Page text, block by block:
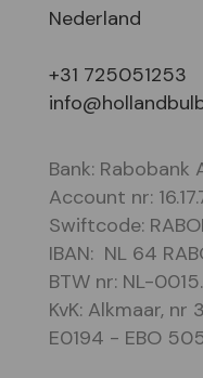
Nederland
+31 725051253
Bank: Rabobank
Account nr:
Swiftcode:
IBAN: NL 64
BTW nr: NL-
KvK: Alkmaar,
E0194 - EBO